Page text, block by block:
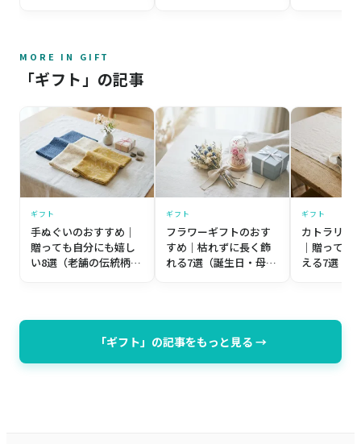
MORE IN GIFT
「ギフト」の記事
ギフト
手ぬぐいのおすすめ｜
贈っても自分にも嬉し
い8選（老舗の伝統柄か
ギフト
フラワーギフトのおす
すめ｜枯れずに長く飾
れる7選（誕生日・母の
ギフト
カトラリー
｜贈っても
える7選（
「ギフト」の記事をもっと見る →